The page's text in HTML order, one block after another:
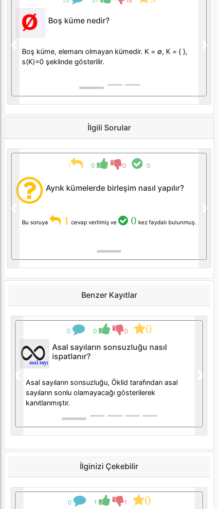
Boş küme nedir?
Boş küme, elemanı olmayan kümedir. K = ∅, K = { },
s(K)=0 şeklinde gösterilir.
Previous
İlgili Sorular
1 0 0 0
Ayrık kümelerde birleşim nasıl yapılır?
Bu soruya 1 cevap verilmiş ve 0 kez faydalı bulunmuş.
Benzer Kayıtlar
0 0 0 0
Asal sayıların sonsuzluğu nasıl
ispatlanır?
Asal sayıların sonsuzluğu, Öklid tarafından asal
sayıların sonlu olamayacağı gösterilerek
kanıtlanmıştır.
Previous
İlginizi Çekebilir
0 1 1 0